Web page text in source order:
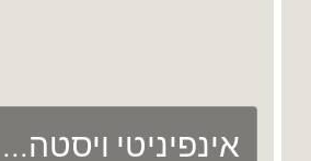
אינפיניטי ויסטה...